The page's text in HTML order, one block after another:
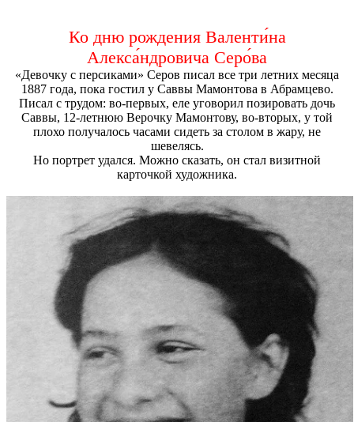
Ко дню рождения Валенти́на
Алекса́ндровича Серо́ва
«Девочку с персиками» Серов писал все три летних месяца
1887 года, пока гостил у Саввы Мамонтова в Абрамцево.
Писал с трудом: во-первых, еле уговорил позировать дочь
Саввы, 12-летнюю Верочку Мамонтову, во-вторых, у той
плохо получалось часами сидеть за столом в жару, не
шевелясь.
Но портрет удался. Можно сказать, он стал визитной
карточкой художника.